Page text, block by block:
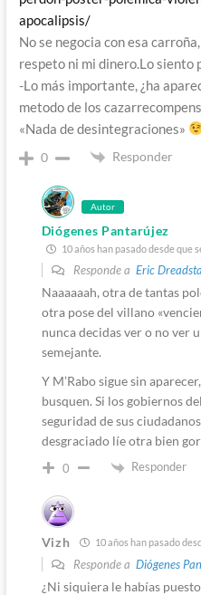
apocalipsis/
No se negocia con esa
respeto ni mi dinero.Lo siento
-Lo más importante, ¿ha
metodo de los
«Nada de desintegraciones»
0 Responder
Autor
Diógenes Pantarújez
10 años han pasado desde que
Responde a Eric
Naaaaaah, otra de tantas
otra pose del villano
nunca decidas ver o no ver
semejante.
Y M’Rabo sigue sin
busquen. Si los gobiernos
seguridad de sus
desgraciado líe otra bien
0 Responder
Vizh 10 años han pasado
Responde a Diógenes
¿Ni siquiera le habías